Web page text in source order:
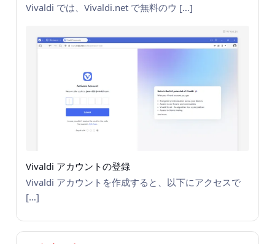
Vivaldi では、Vivaldi.net で無料のウ […]
Vivaldi アカウントの登録
Vivaldi アカウントを作成すると、以下にアクセスで
[…]